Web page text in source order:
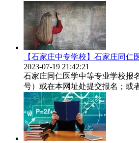
【石家庄中专学校】石家庄同
2023-07-19 21:42:21
石家庄同仁医学中等专业学校报
号）或在本网址处提交报名；或